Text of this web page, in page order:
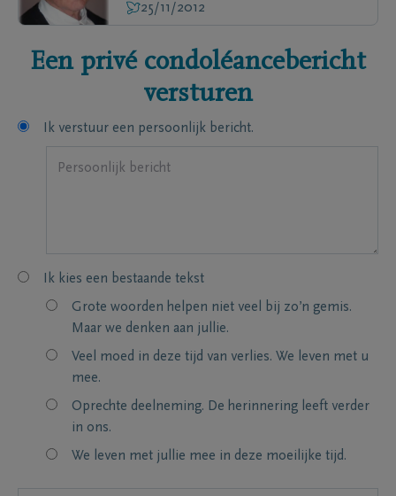
25/11/2012
Een privé condoléancebericht
versturen
Ik verstuur een persoonlijk bericht.
Ik kies een bestaande tekst
Grote woorden helpen niet veel bij zo’n gemis.
Maar we denken aan jullie.
Veel moed in deze tijd van verlies. We leven met u
mee.
Oprechte deelneming. De herinnering leeft verder
in ons.
We leven met jullie mee in deze moeilijke tijd.